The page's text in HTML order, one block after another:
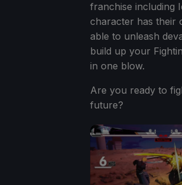
franchise including
character has their
able to unleash
build up your
in one blow.
Are you ready to
future?